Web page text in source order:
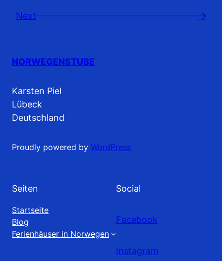
Next →
NORWEGENSTUBE
Karsten Piel
Lübeck
Deutschland
Proudly powered by WordPress
Seiten
Startseite
Blog
Ferienhäuser in Norwegen
Social
Facebook
Instagram